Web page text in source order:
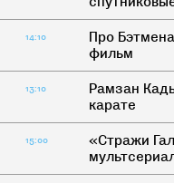
14:10
Про
фильм
13:10
Рамзан
карате
15:00
«Стражи